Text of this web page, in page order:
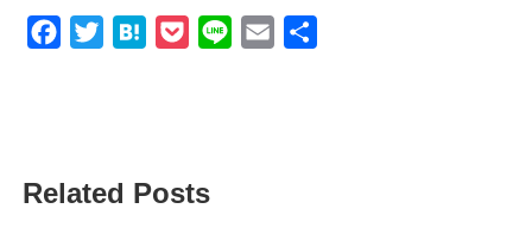
Facebook
Twitter HatenaPocketLine Email
Related Posts